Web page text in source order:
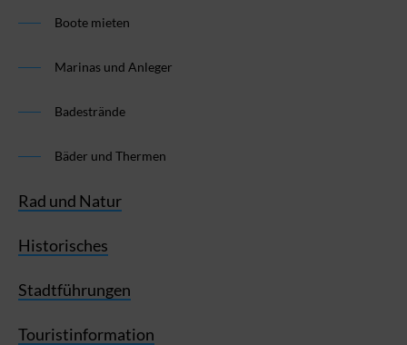
Boote mieten
Marinas und Anleger
Badestrände
Bäder und Thermen
Rad und Natur
Historisches
Stadtführungen
Touristinformation